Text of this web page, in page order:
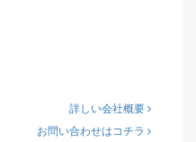
詳しい会社概要
お問い合わせはコチラ